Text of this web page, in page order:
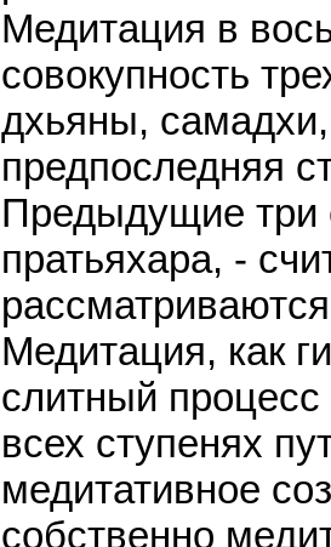
Медитация в
совокупность
дхьяны,
предпоследняя
Предыдущие три
пратьяхара, -
Медитация, как
слитный
всех ступенях
медитативное
собственно